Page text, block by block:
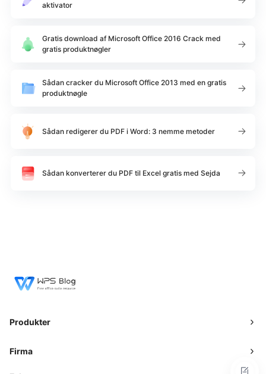
aktivator
Gratis download af Microsoft Office 2016 Crack med
gratis produktnøgler
Sådan cracker du Microsoft Office 2013 med en gratis
produktnøgle
Sådan redigerer du PDF i Word: 3 nemme metoder
Sådan konverterer du PDF til Excel gratis med Sejda
Produkter
Firma